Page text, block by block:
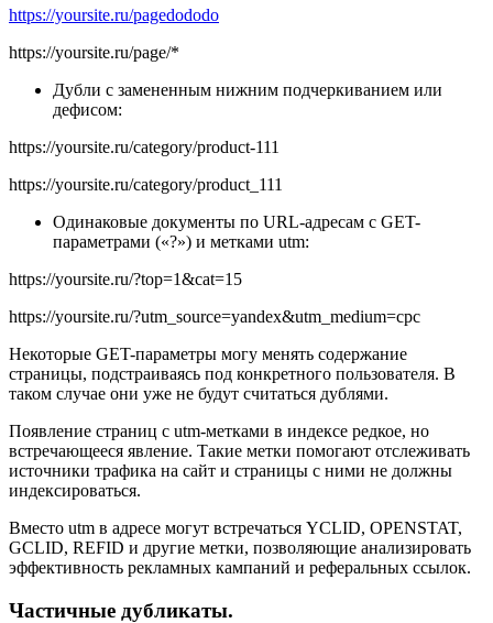
https://yoursite.ru/pagedododo
https://yoursite.ru/page/*
Дубли с замененным нижним подчеркиванием или
дефисом:
https://yoursite.ru/category/product-111
https://yoursite.ru/category/product_111
Одинаковые документы по URL-адресам с GET-
параметрами («?») и метками utm:
https://yoursite.ru/?top=1&cat=15
https://yoursite.ru/?utm_source=yandex&utm_medium=cpc
Некоторые GET-параметры могу менять содержание
страницы, подстраиваясь под конкретного пользователя. В
таком случае они уже не будут считаться дублями.
Появление страниц с utm-метками в индексе редкое, но
встречающееся явление. Такие метки помогают отслеживать
источники трафика на сайт и страницы с ними не должны
индексироваться.
Вместо utm в адресе могут встречаться YCLID, OPENSTAT,
GCLID, REFID и другие метки, позволяющие анализировать
эффективность рекламных кампаний и реферальных ссылок.
Частичные дубликаты.